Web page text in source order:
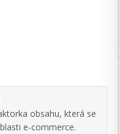
obsahu, která se
e-commerce.